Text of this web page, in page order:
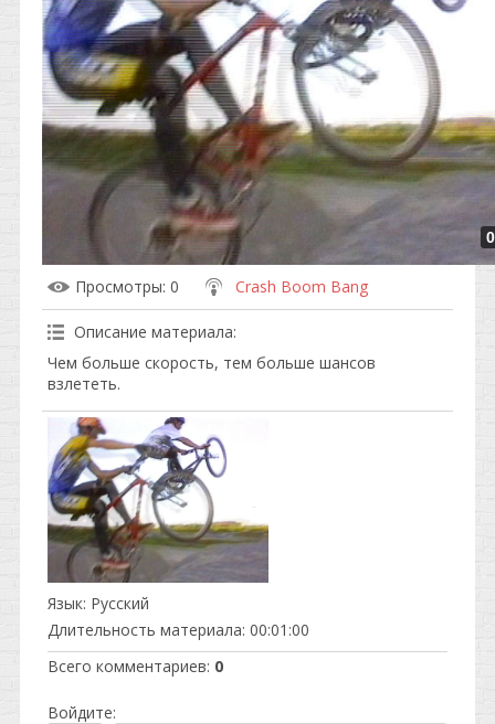
Просмотры: 0 Crash Boom Bang
Описание материала:
Чем больше скорость, тем больше шансов
взлететь.
Язык: Русский
Длительность материала: 00:01:00
Всего комментариев: 0
Войдите: